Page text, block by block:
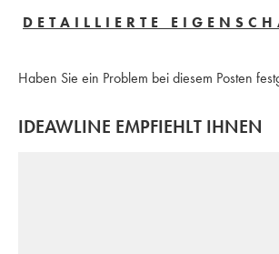
DETAILLIERTE
Haben Sie ein Problem bei diesem Posten
IDEAWLINE EMPFIEHLT IHNEN